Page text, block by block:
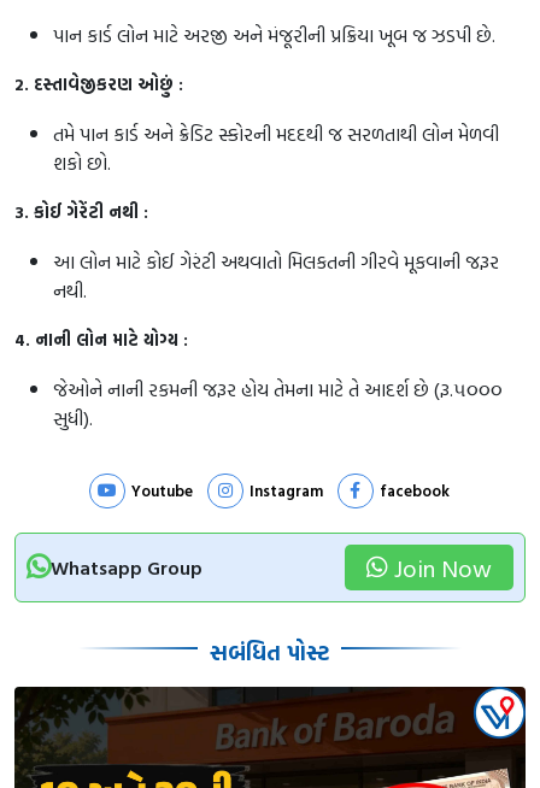
પાન કાર્ડ લોન માટે અરજી અને મંજૂરીની પ્રક્રિયા ખૂબ જ ઝડપી છે.
2. દસ્તાવેજીકરણ ઓછું :
તમે પાન કાર્ડ અને ક્રેડિટ સ્કોરની મદદથી જ સરળતાથી લોન મેળવી
શકો છો.
3. કોઈ ગેરેંટી નથી :
આ લોન માટે કોઈ ગેરંટી અથવાતો મિલકતની ગીરવે મૂકવાની જરૂર
નથી.
4. નાની લોન માટે યોગ્ય :
જેઓને નાની રકમની જરૂર હોય તેમના માટે તે આદર્શ છે (રૂ.૫૦૦૦
સુધી).
Youtube Instagram facebook
Whatsapp Group Join Now
સબંધિત પોસ્ટ